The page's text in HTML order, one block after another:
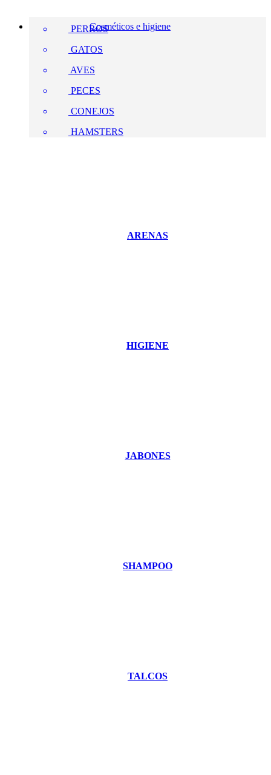
Cosméticos e higiene
PERROS
GATOS
AVES
PECES
CONEJOS
HAMSTERS
ARENAS
HIGIENE
JABONES
SHAMPOO
TALCOS